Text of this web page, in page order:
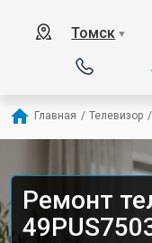
Томск ▼
Главная / Телевизор /
Ремонт